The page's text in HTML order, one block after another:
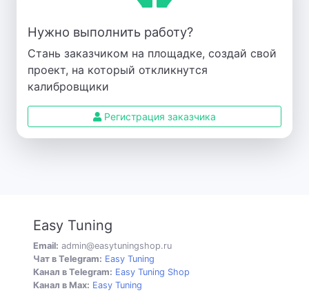
Нужно выполнить работу?
Стань заказчиком на площадке, создай свой
проект, на который откликнутся
калибровщики
Регистрация заказчика
Easy Tuning
Email: admin@easytuningshop.ru
Чат в Telegram: Easy Tuning
Канал в Telegram: Easy Tuning Shop
Канал в Max: Easy Tuning